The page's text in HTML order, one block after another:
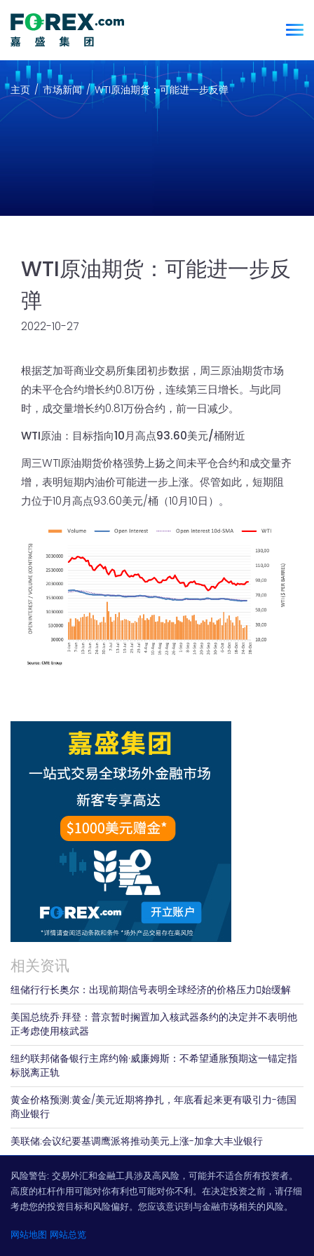
主页 市场新闻 WTI原油期货：可能进一步反弹
WTI原油期货：可能进一步反
弹
2022-10-27
根据芝加哥商业交易所集团初步数据，周三原油期货市场
的未平仓合约增长约0.81万份，连续第三日增长。与此同
时，成交量增长约0.81万份合约，前一日减少。
WTI原油：目标指向10月高点93.60美元/桶附近
周三WTI原油期货价格强势上扬之间未平仓合约和成交量齐
增，表明短期内油价可能进一步上涨。侭管如此，短期阻
力位于10月高点93.60美元/桶（10月10日）。
相关资讯
纽储行行长奥尔：出现前期信号表明全球经济的价格压力𫔭始缓解
美国总统乔·拜登：普京暂时搁置加入核武器条约的决定并不表明他
正考虑使用核武器
纽约联邦储备银行主席约翰·威廉姆斯：不希望通胀预期这一锚定指
标脱离正轨
黄金价格预测:黄金/美元近期将挣扎，年底看起来更有吸引力-德国
商业银行
美联储:会议纪要基调鹰派将推动美元上涨-加拿大丰业银行
风险警告: 交易外汇和金融工具涉及高风险，可能并不适合所有投资者。
高度的杠杆作用可能对你有利也可能对你不利。在决定投资之前，请仔细
考虑您的投资目标和风险偏好。您应该意识到与金融市场相关的风险。
网站地图 网站总览